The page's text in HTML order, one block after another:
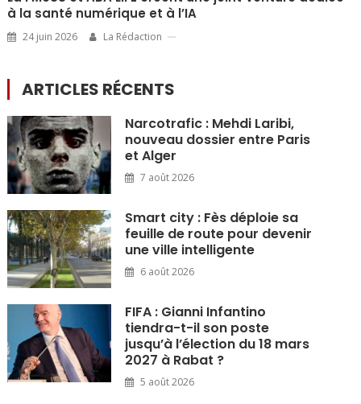
à la santé numérique et à l’IA
24 juin 2026 La Rédaction
ARTICLES RÉCENTS
Narcotrafic : Mehdi Laribi,
nouveau dossier entre Paris
et Alger
7 août 2026
Smart city : Fès déploie sa
feuille de route pour devenir
une ville intelligente
6 août 2026
FIFA : Gianni Infantino
tiendra-t-il son poste
jusqu’à l’élection du 18 mars
2027 à Rabat ?
5 août 2026